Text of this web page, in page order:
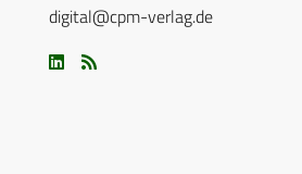
digital@cpm-verlag.de